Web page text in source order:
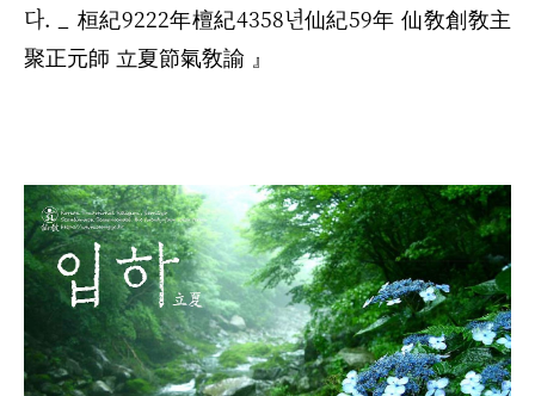
다. _ 桓紀9222年檀紀4358년仙紀59年 仙敎創敎主
聚正元師 立夏節氣敎諭 』